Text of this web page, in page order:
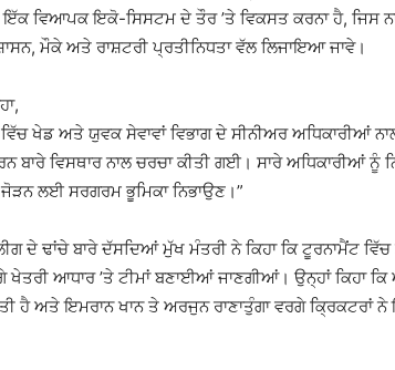
ਇੱਕ ਵਿਆਪਕ ਇਕੋ-ਸਿਸਟਮ ਦੇ ਤੌਰ ’ਤੇ ਵਿਕਸਤ ਕਰਨਾ ਹੈ, ਜਿਸ
ਮੌਕੇ ਅਤੇ ਰਾਸ਼ਟਰੀ ਪ੍ਰਤੀਨਿਧਤਾ ਵੱਲ ਲਿਜਾਇਆ ਜਾਵੇ।
ਖੇਡ ਅਤੇ ਯੁਵਕ ਸੇਵਾਵਾਂ ਵਿਭਾਗ ਦੇ ਸੀਨੀਅਰ ਅਧਿਕਾਰੀਆਂ
ਬਾਰੇ ਵਿਸਥਾਰ ਨਾਲ ਚਰਚਾ ਕੀਤੀ ਗਈ। ਸਾਰੇ ਅਧਿਕਾਰੀਆਂ ਨੂੰ
ਲਈ ਸਰਗਰਮ ਭੂਮਿਕਾ ਨਿਭਾਉਣ।”
ਦੇ ਢਾਂਚੇ ਬਾਰੇ ਦੱਸਦਿਆਂ ਮੁੱਖ ਮੰਤਰੀ ਨੇ ਕਿਹਾ ਕਿ ਟੂਰਨਾਮੈਂਟ
ਖੇਤਰੀ ਆਧਾਰ ’ਤੇ ਟੀਮਾਂ ਬਣਾਈਆਂ ਜਾਣਗੀਆਂ। ਉਨ੍ਹਾਂ ਕਿਹਾ
ਹੈ ਅਤੇ ਇਮਰਾਨ ਖਾਨ ਤੇ ਅਰਜੁਨ ਰਾਣਾਤੁੰਗਾ ਵਰਗੇ ਕ੍ਰਿਕਟਰਾਂ ਨੇ